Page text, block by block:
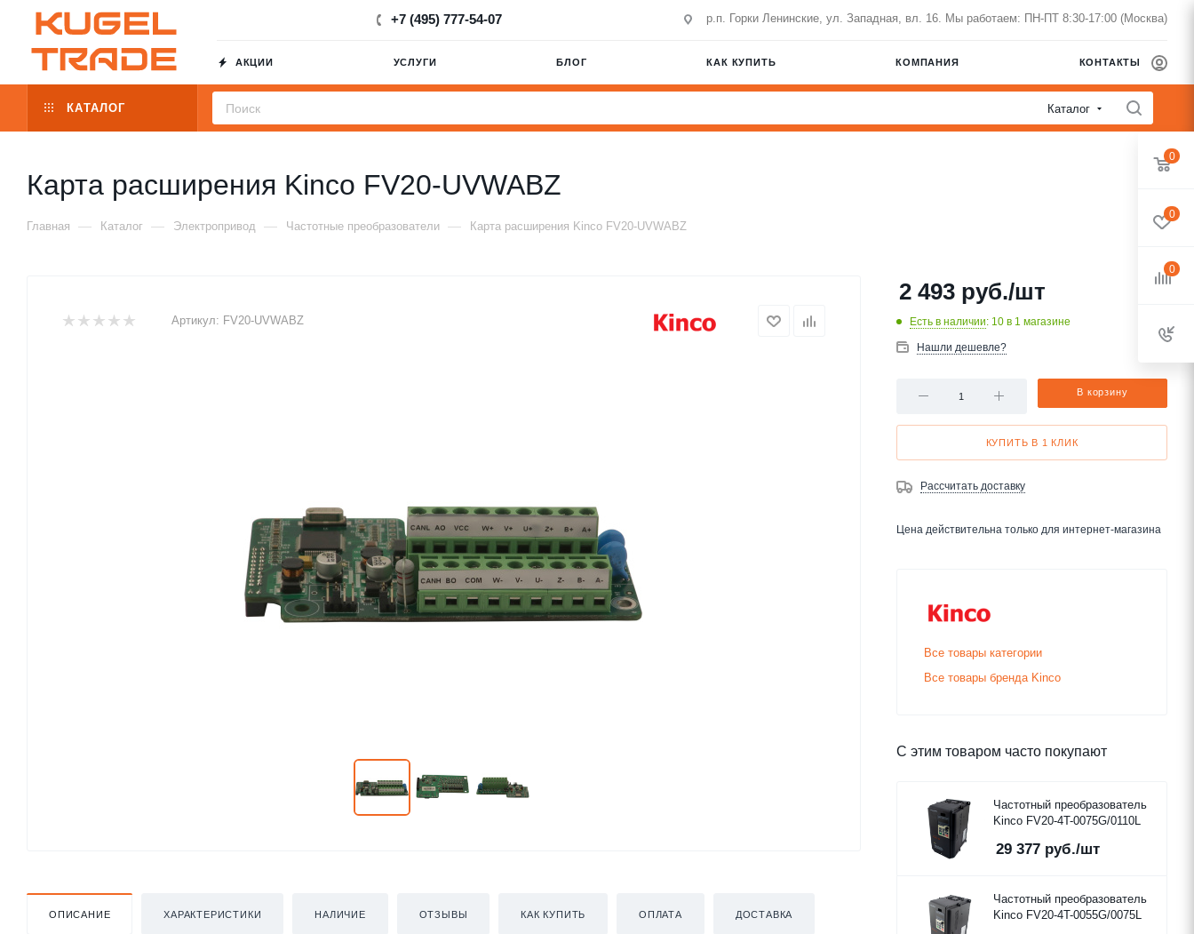
+7 (495) 777-54-07 р.п. Горки Ленинские, ул. Западная, вл. 16. Мы работаем: ПН-ПТ 8:30-17:00 (Москва)
АКЦИИ УСЛУГИ БЛОГ КАК КУПИТЬ КОМПАНИЯ КОНТАКТЫ
КАТАЛОГ Каталог
Карта расширения Kinco FV20-UVWABZ
Главная — Каталог — Электропривод — Частотные преобразователи — Карта расширения Kinco FV20-UVWABZ
Артикул: FV20-UVWABZ
ОПИСАНИЕ ХАРАКТЕРИСТИКИ НАЛИЧИЕ ОТЗЫВЫ КАК КУПИТЬ ОПЛАТА ДОСТАВКА
2 493 руб./шт
Есть в наличии: 10 в 1 магазине
Нашли дешевле?
В корзину
КУПИТЬ В 1 КЛИК
Рассчитать доставку
Цена действительна только для интернет-магазина
Все товары категории
Все товары бренда Kinco
С этим товаром часто покупают
Частотный преобразователь
Kinco FV20-4T-0075G/0110L
29 377 руб./шт
Частотный преобразователь
Kinco FV20-4T-0055G/0075L
0
0
0